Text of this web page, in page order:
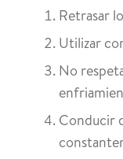
Retrasar
Utilizar
No
Conducir